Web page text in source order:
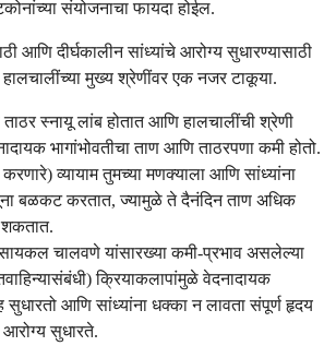
संयोजनाचा फायदा होईल.
आणि दीर्घकालीन सांध्यांचे आरोग्य सुधारण्यासाठी
हालचालींच्या मुख्य श्रेणींवर एक नजर टाकूया.
ताठर स्नायू लांब होतात आणि हालचालींची श्रेणी
भागांभोवतीचा ताण आणि ताठरपणा कमी होतो.
व्यायाम तुमच्या मणक्याला आणि सांध्यांना
बळकट करतात, ज्यामुळे ते दैनंदिन ताण अधिक
चालवणे यांसारख्या कमी-प्रभाव असलेल्या
क्रियाकलापांमुळे वेदनादायक
सुधारतो आणि सांध्यांना धक्का न लावता संपूर्ण हृदय
आरोग्य सुधारते.